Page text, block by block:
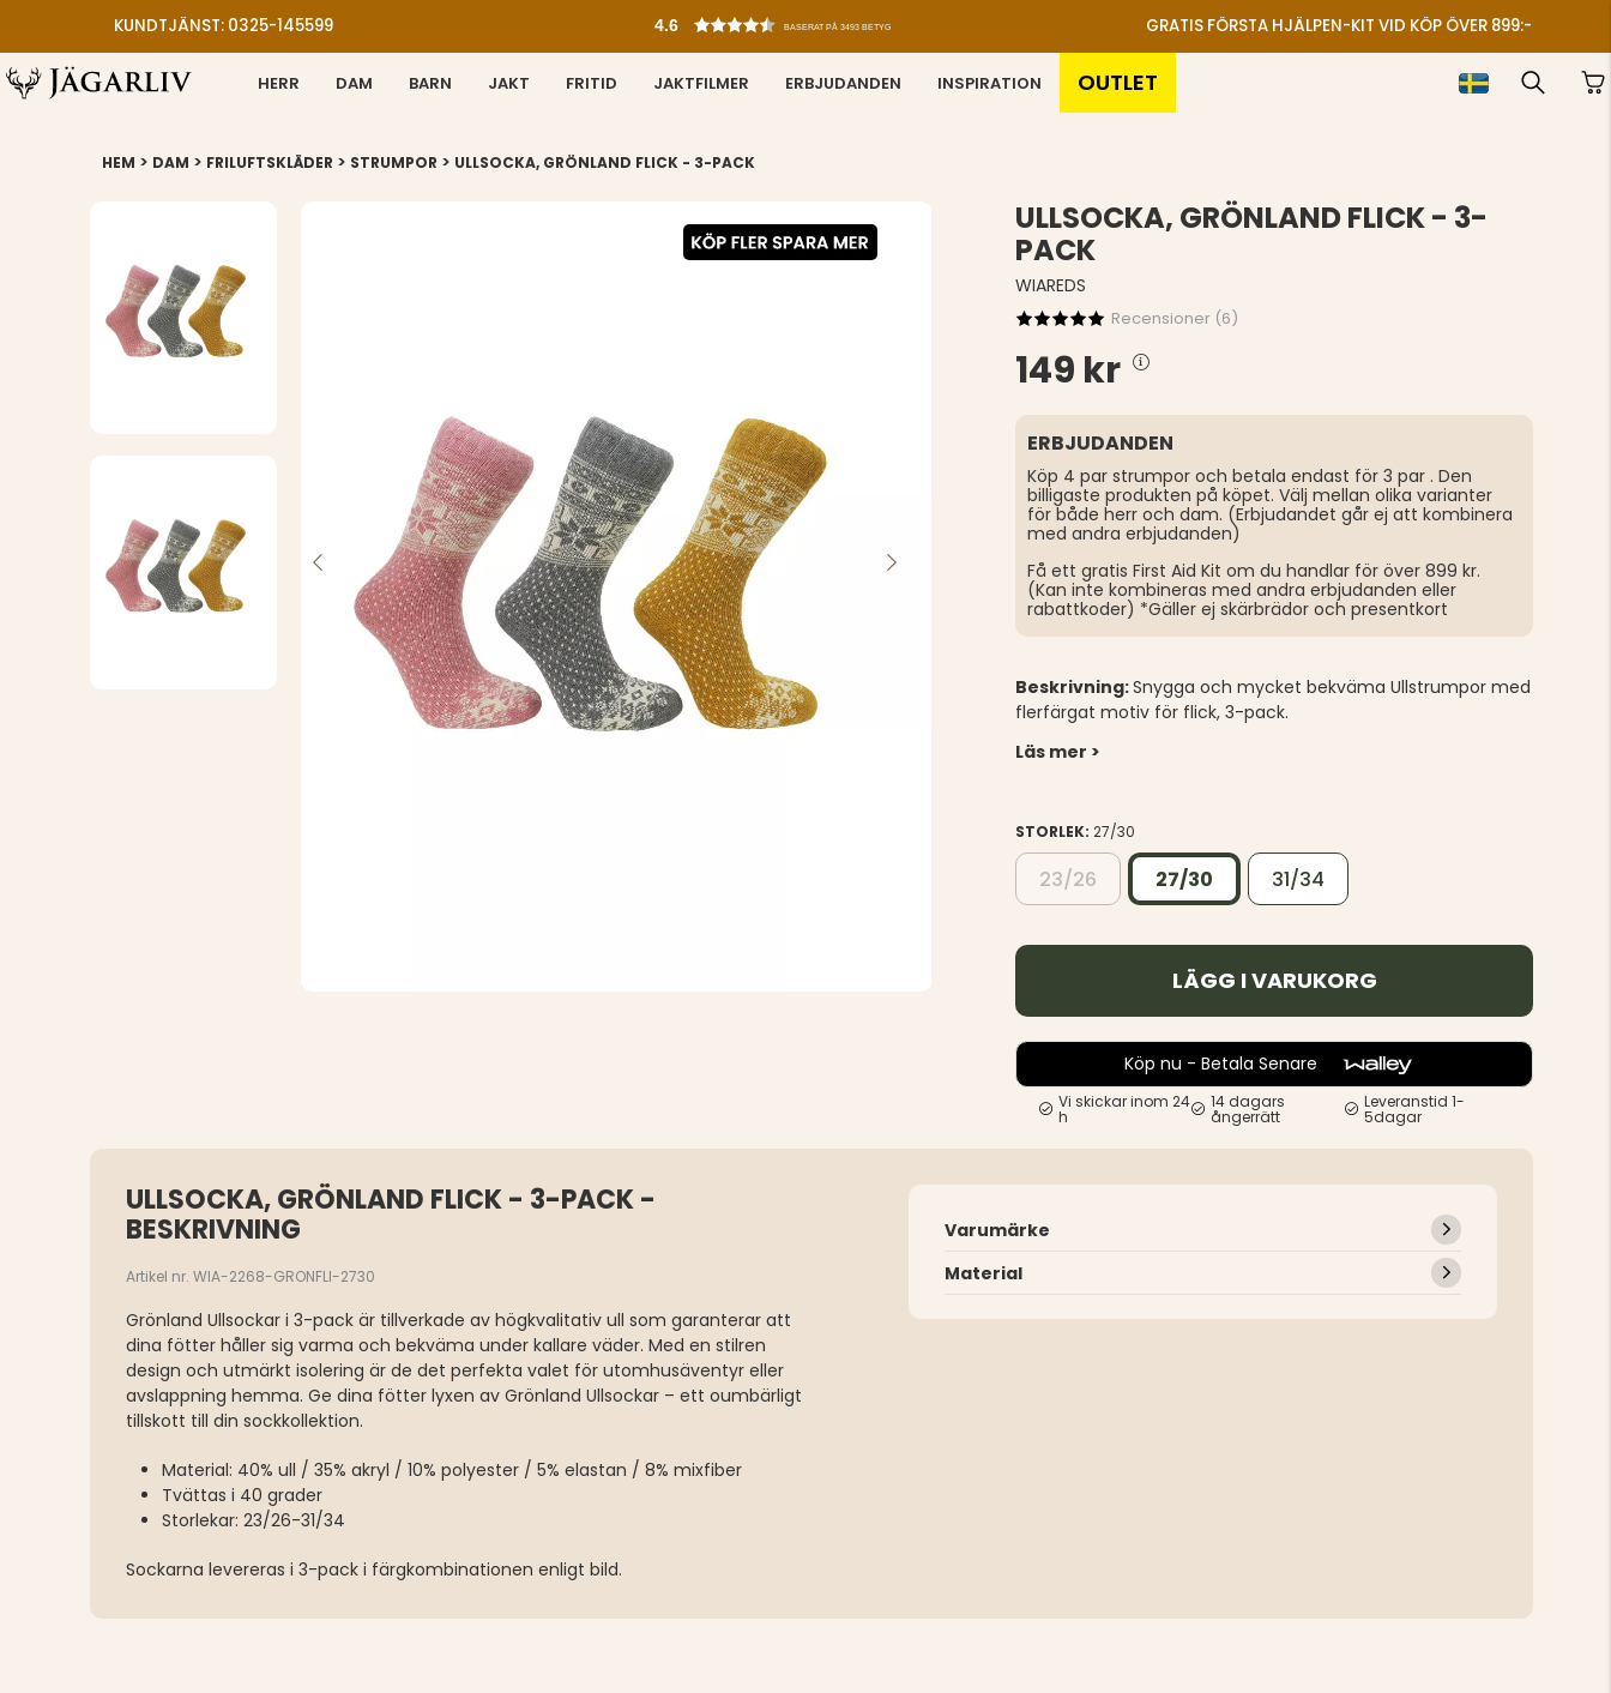
KUNDTJÄNST: 0325-145599 4.6 BASERAT PÅ 3493 BETYG GRATIS FÖRSTA HJÄLPEN-KIT VID KÖP ÖVER 899:-
HERR DAM BARN JAKT FRITID JAKTFILMER ERBJUDANDEN INSPIRATION OUTLET
HEM > DAM > FRILUFTSKLÄDER > STRUMPOR > ULLSOCKA, GRÖNLAND FLICK - 3-PACK
ULLSOCKA, GRÖNLAND FLICK - 3-
PACK
WIAREDS
Recensioner (6)
149 kr
ERBJUDANDEN
Köp 4 par strumpor och betala endast för 3 par . Den
billigaste produkten på köpet. Välj mellan olika varianter
för både herr och dam. (Erbjudandet går ej att kombinera
med andra erbjudanden)
Få ett gratis First Aid Kit om du handlar för över 899 kr.
(Kan inte kombineras med andra erbjudanden eller
rabattkoder) *Gäller ej skärbrädor och presentkort
Beskrivning:Snygga och mycket bekväma Ullstrumpor med
flerfärgat motiv för flick, 3-pack.
Läs mer >
STORLEK:27/30
23/26 27/30 31/34
LÄGG I VARUKORG
Köp nu - Betala Senare
Vi skickar inom 24
h
14 dagars
ångerrätt
Leveranstid 1-
5dagar
ULLSOCKA, GRÖNLAND FLICK - 3-PACK -
BESKRIVNING
Artikel nr. WIA-2268-GRONFLI-2730
Grönland Ullsockar i 3-pack är tillverkade av högkvalitativ ull som garanterar att
dina fötter håller sig varma och bekväma under kallare väder. Med en stilren
design och utmärkt isolering är de det perfekta valet för utomhusäventyr eller
avslappning hemma. Ge dina fötter lyxen av Grönland Ullsockar – ett oumbärligt
tillskott till din sockkollektion.
Material: 40% ull / 35% akryl / 10% polyester / 5% elastan / 8% mixfiber
Tvättas i 40 grader
Storlekar: 23/26-31/34
Sockarna levereras i 3-pack i färgkombinationen enligt bild.
Varumärke
Material